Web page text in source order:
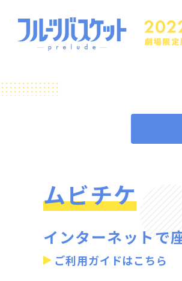
ムビチケ
インターネットで
ご利用ガイドはこちら